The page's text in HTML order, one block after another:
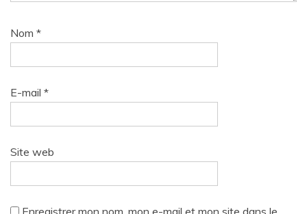
Nom *
E-mail *
Site web
Enregistrer mon nom, mon e-mail et mon site dans le